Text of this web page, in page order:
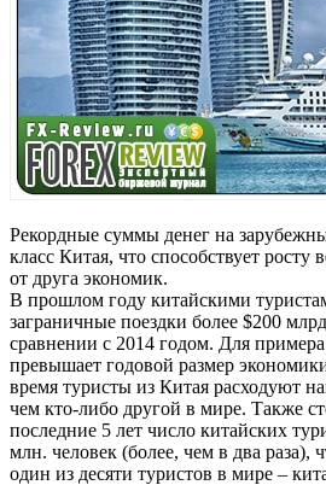
Рекордные суммы денег на
класс Китая, что способствует росту
от друга экономик.
В прошлом году китайскими
заграничные поездки более $200
сравнении с 2014 годом. Для
превышает годовой размер
время туристы из Китая расходуют
чем кто-либо другой в мире. Также
последние 5 лет число китайских
млн. человек (более, чем в два раза),
один из десяти туристов в мире –